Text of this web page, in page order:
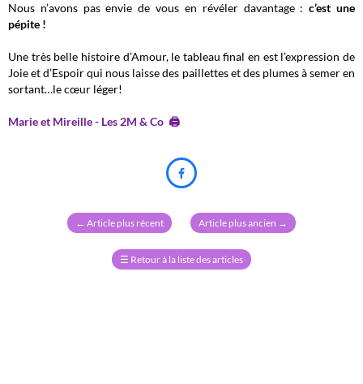
Nous n’avons pas envie de vous en révéler davantage :c’est une
pépite !
Une très belle histoire d’Amour, le tableau final en est l’expression de
Joie et d’Espoir qui nous laisse des paillettes et des plumes à semer en
sortant…le cœur léger!
Marie et Mireille - Les 2M & Co 🖨️

← Article plus récent Article plus ancien →
☰ Retour à la liste des articles